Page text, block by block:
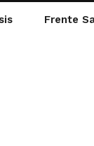
Frente